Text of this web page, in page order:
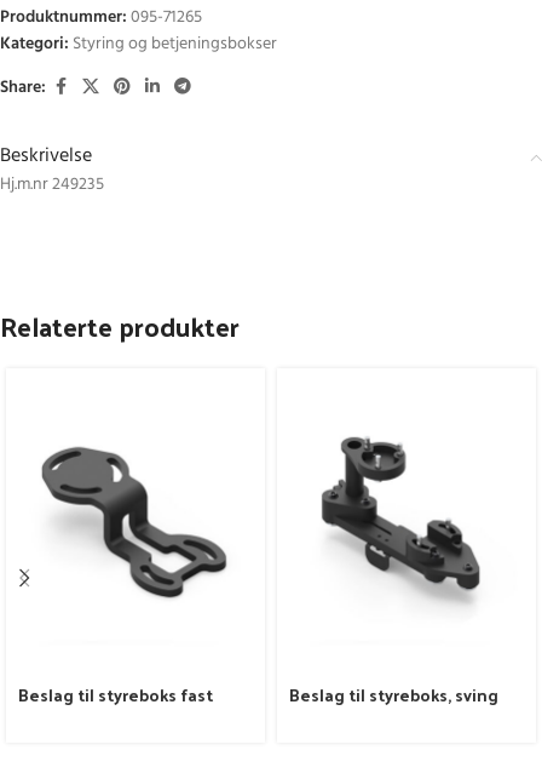
Produktnummer:095-71265
Kategori: Styring og betjeningsbokser
Share:
Beskrivelse
Hj.m.nr 249235
Relaterte produkter
Beslag til styreboks fast Beslag til styreboks, sving